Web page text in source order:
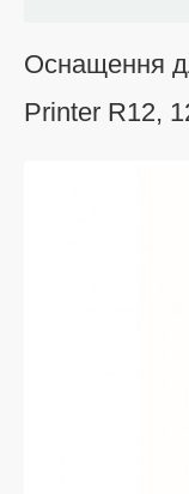
Оснащення
Printer R12,